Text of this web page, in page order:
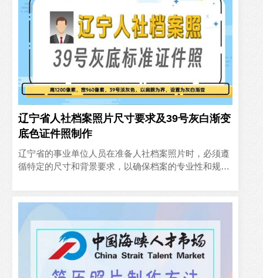
辽宁省人社档案照片尺寸要求及39号灰白渐变
底色证件照制作
辽宁省的事业单位人员在准备人社档案照片时，必须遵
循特定的尺寸和背景要求，以确保档案的专业性和规范